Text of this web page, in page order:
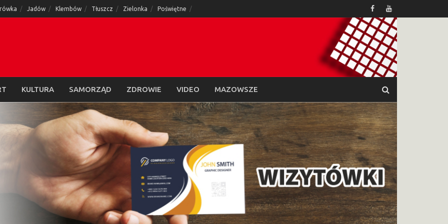
Jadów Klembów Tłuszcz Zielonka Poświętne
KULTURA SAMORZĄD ZDROWIE VIDEO MAZOWSZE